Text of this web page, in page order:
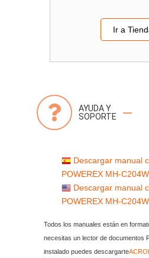
Ir a
AYUDA Y
SOPORTE
Descargar manual
POWEREX MH-
Descargar manual
POWEREX MH-
Todos los manuales están en
necesitas un lector de documentos
instalado puedes descargarte